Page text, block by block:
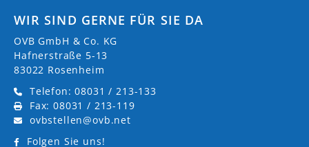
WIR SIND GERNE FÜR SIE DA
OVB GmbH & Co. KG
Hafnerstraße 5-13
83022 Rosenheim
Telefon: 08031 / 213-133
Fax: 08031 / 213-119
ovbstellen@ovb.net
Folgen Sie uns!